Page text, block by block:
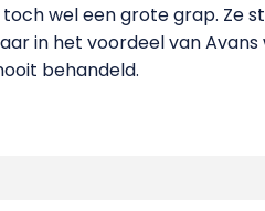
toch wel een grote grap.
in het voordeel van
behandeld.